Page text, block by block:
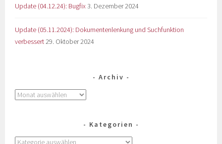
Update (04.12.24): Bugfix3. Dezember 2024
Update (05.11.2024): Dokumentenlenkung und Suchfunktion
verbessert29. Oktober 2024
Archiv
Kategorien